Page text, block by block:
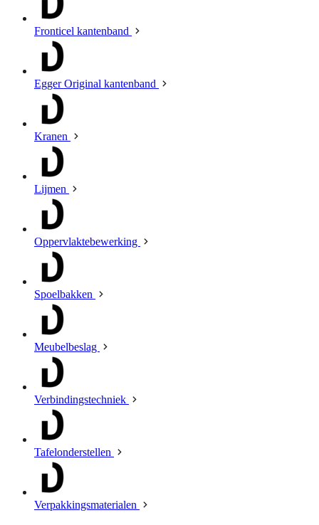
Fronticel kantenband
Egger Original kantenband
Kranen
Lijmen
Oppervlaktebewerking
Spoelbakken
Meubelbeslag
Verbindingstechniek
Tafelonderstellen
Verpakkingsmaterialen